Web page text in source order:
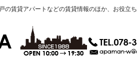
賃貸アパートなどの賃貸情報のほか、お役立ち